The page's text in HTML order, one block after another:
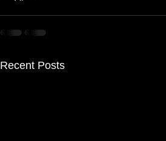
Recent Posts